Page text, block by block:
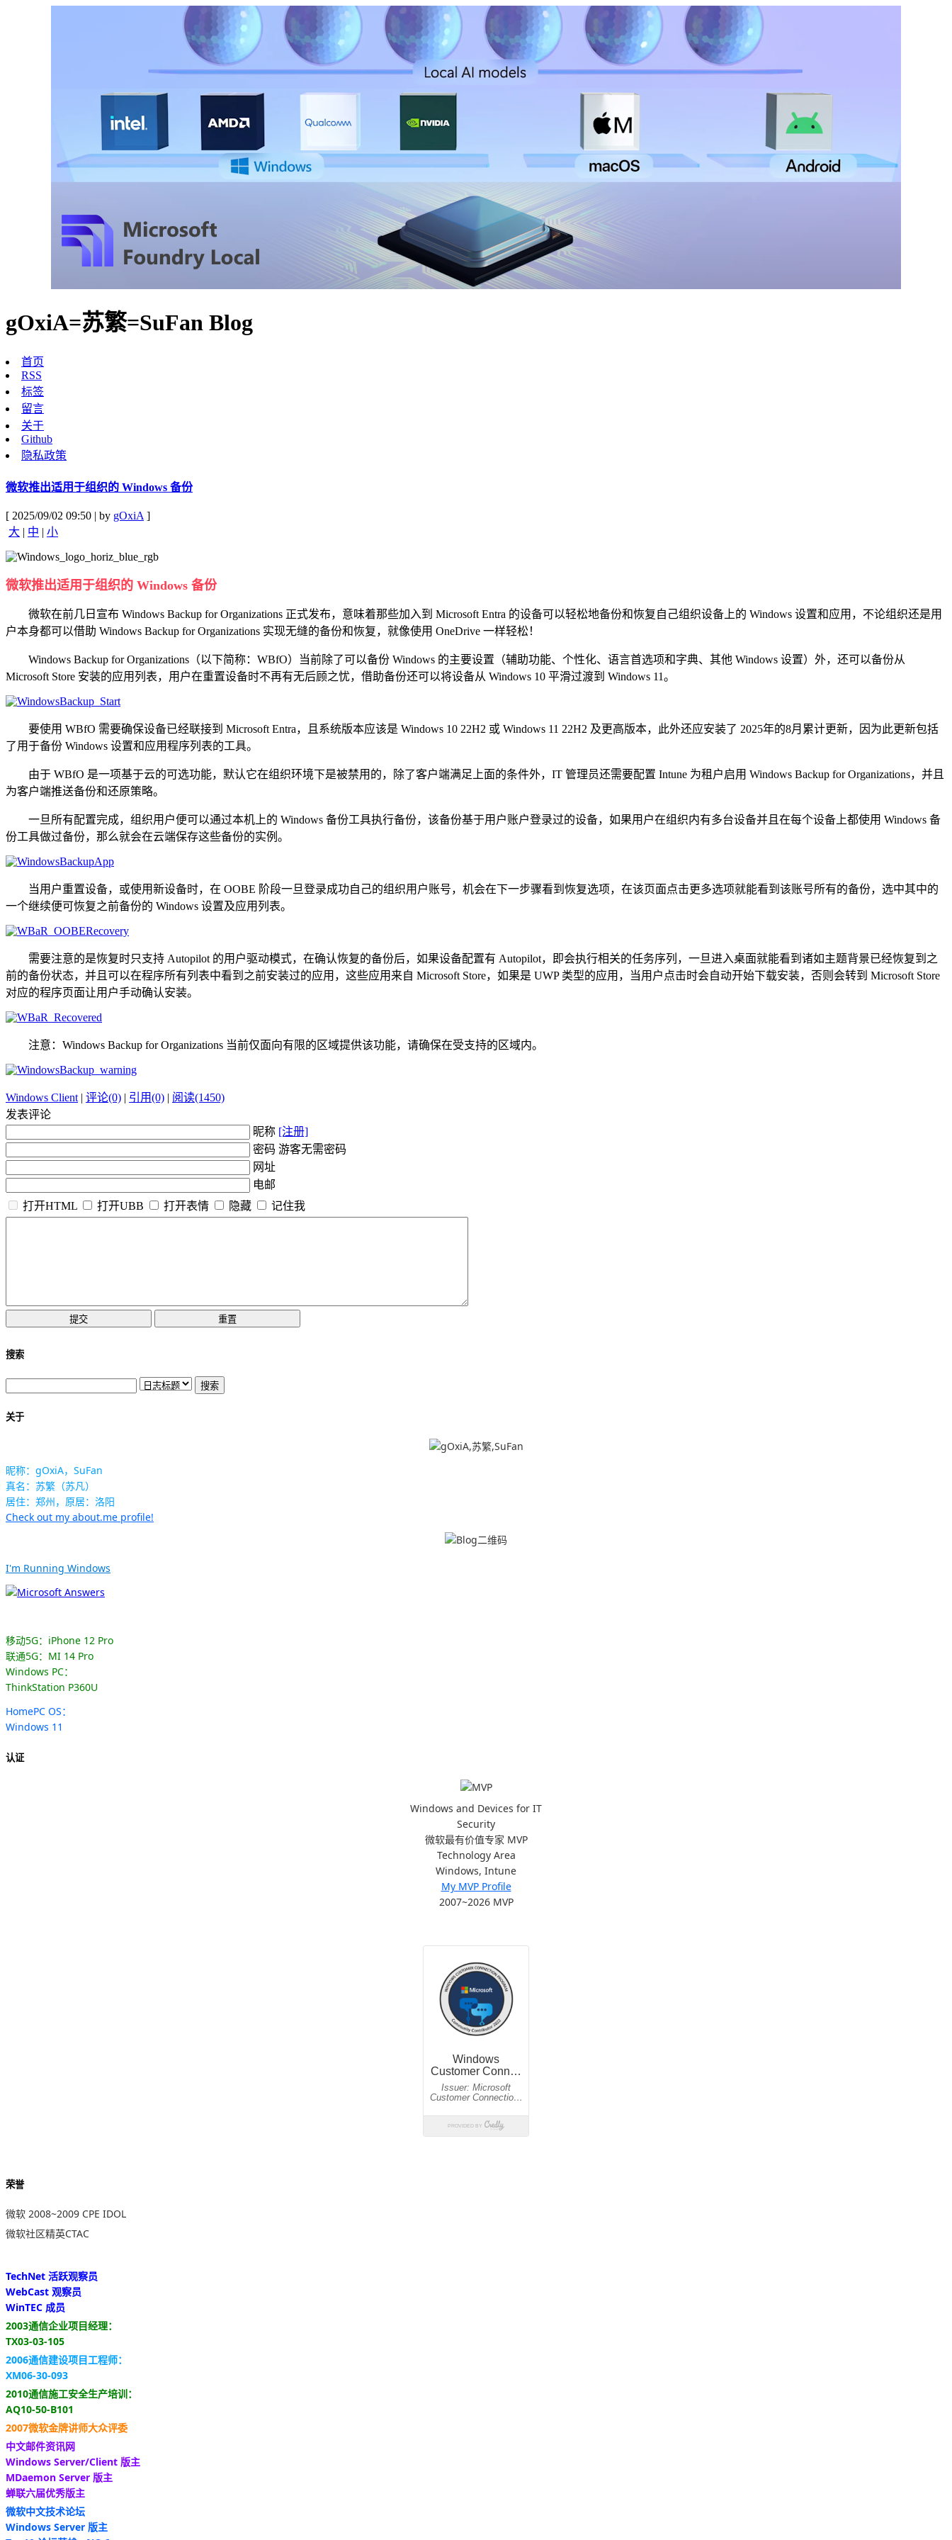
gOxiA=苏繁=SuFan Blog
首页
RSS
标签
留言
关于
Github
隐私政策
微软推出适用于组织的 Windows 备份
[ 2025/09/02 09:50 | by gOxiA]
大 | 中 | 小
微软推出适用于组织的 Windows 备份
微软在前几日宣布 Windows Backup for Organizations 正式发布，意味着那些加入到 Microsoft Entra 的设备可以轻松地备份和恢复自己组织设备上的 Windows 设置和应用，不论组织还是用
户本身都可以借助 Windows Backup for Organizations 实现无缝的备份和恢复，就像使用 OneDrive 一样轻松！
Windows Backup for Organizations（以下简称：WBfO）当前除了可以备份 Windows 的主要设置（辅助功能、个性化、语言首选项和字典、其他 Windows 设置）外，还可以备份从
Microsoft Store 安装的应用列表，用户在重置设备时不再有无后顾之忧，借助备份还可以将设备从 Windows 10 平滑过渡到 Windows 11。
要使用 WBfO 需要确保设备已经联接到 Microsoft Entra，且系统版本应该是 Windows 10 22H2 或 Windows 11 22H2 及更高版本，此外还应安装了 2025年的8月累计更新，因为此更新包括
了用于备份 Windows 设置和应用程序列表的工具。
由于 WBfO 是一项基于云的可选功能，默认它在组织环境下是被禁用的，除了客户端满足上面的条件外，IT 管理员还需要配置 Intune 为租户启用 Windows Backup for Organizations，并且
为客户端推送备份和还原策略。
一旦所有配置完成，组织用户便可以通过本机上的 Windows 备份工具执行备份，该备份基于用户账户登录过的设备，如果用户在组织内有多台设备并且在每个设备上都使用 Windows 备
份工具做过备份，那么就会在云端保存这些备份的实例。
当用户重置设备，或使用新设备时，在 OOBE 阶段一旦登录成功自己的组织用户账号，机会在下一步骤看到恢复选项，在该页面点击更多选项就能看到该账号所有的备份，选中其中的
一个继续便可恢复之前备份的 Windows 设置及应用列表。
需要注意的是恢复时只支持 Autopilot 的用户驱动模式，在确认恢复的备份后，如果设备配置有 Autopilot，即会执行相关的任务序列，一旦进入桌面就能看到诸如主题背景已经恢复到之
前的备份状态，并且可以在程序所有列表中看到之前安装过的应用，这些应用来自 Microsoft Store，如果是 UWP 类型的应用，当用户点击时会自动开始下载安装，否则会转到 Microsoft Store
对应的程序页面让用户手动确认安装。
注意：Windows Backup for Organizations 当前仅面向有限的区域提供该功能，请确保在受支持的区域内。
Windows Client| 评论(0) | 引用(0) | 阅读(1450)
发表评论
昵称 [注册]
密码 游客无需密码
网址
电邮
打开HTML
打开UBB 打开表情 隐藏 记住我
搜索
关于
昵称：gOxiA，SuFan
真名：苏繁（苏凡）
居住：郑州，原居：洛阳
Check out my about.me profile!
I'm Running Windows
移动5G：iPhone 12 Pro
联通5G：MI 14 Pro
Windows PC：
ThinkStation P360U
HomePC OS：
Windows 11
认证
Windows and Devices for IT
Security
微软最有价值专家 MVP
Technology Area
Windows, Intune
My MVP Profile
2007~2026 MVP
荣誉
微软 2008~2009 CPE IDOL
微软社区精英CTAC
TechNet 活跃观察员
WebCast 观察员
WinTEC 成员
2003通信企业项目经理：
TX03-03-105
2006通信建设项目工程师：
XM06-30-093
2010通信施工安全生产培训：
AQ10-50-B101
2007微软金牌讲师大众评委
中文邮件资讯网
Windows Server/Client 版主
MDaemon Server 版主
蝉联六届优秀版主
微软中文技术论坛
Windows Server 版主